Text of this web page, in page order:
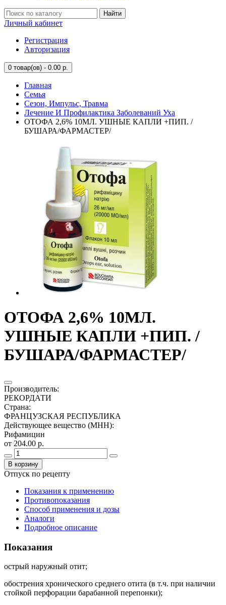
Найти
Личный кабинет
Регистрация
Авторизация
0 товар(ов) - 0.00 р.
Главная
Семья
Сезон, Импульс, Травма
Лечение И Профилактика Заболеваний Уха
ОТОФА 2,6% 10МЛ. УШНЫЕ КАПЛИ +ПИП. /
БУШАРА/ФАРМАСТЕР/
ОТОФА 2,6% 10МЛ.
УШНЫЕ КАПЛИ +ПИП. /
БУШАРА/ФАРМАСТЕР/
Производитель:
РЕКОРДАТИ
Страна:
ФРАНЦУЗСКАЯ РЕСПУБЛИКА
Действующее вещество (МНН):
Рифамицин
от 204.00 р.
В корзину
Отпуск по рецепту
Показания к применению
Противопоказания
Способ применения и дозы
Аналоги
Подробное описание
Показания
острый наружный отит;
обострения хронического среднего отита (в т.ч. при наличии
стойкой перфорации барабанной перепонки);